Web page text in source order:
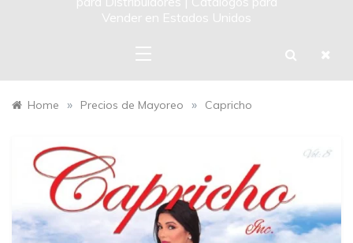
Vender en Estados Unidos
Home » Precios de Mayoreo » Capricho